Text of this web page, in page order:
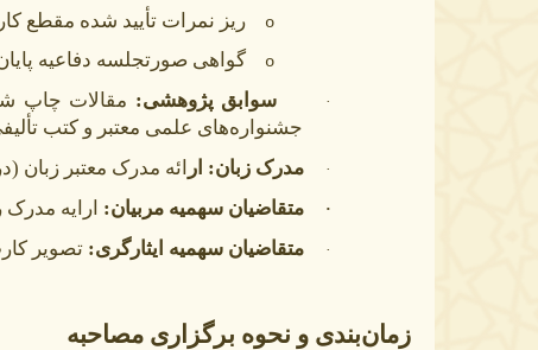
o ریز نمرات تأیید شده مقطع
o گواهی صورتجلسه دفاعیه
· سوابق پژوهشی: مقالات چاپ
جشنواره‌های علمی معتبر و کتب
· مدرک زبان: ار ائه مدرک معتبر
· متقاضیان سهمیه مربیان: ارایه
· متقاضیان سهمیه ایثارگری: تصویر
زمان‌بندی و نحوه برگزاری مصاحبه